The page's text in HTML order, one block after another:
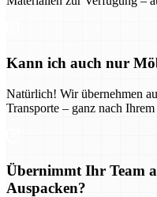
Kann ich auch nur
Natürlich! Wir übernehmen
Transporte – ganz nach
Übernimmt Ihr Team
Auspacken?